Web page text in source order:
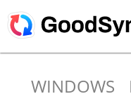
WINDOWS